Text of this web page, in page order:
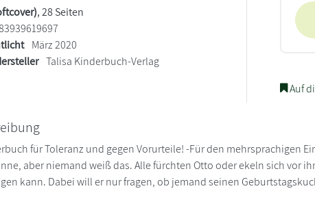
, 28 Seiten
März 2020
Talisa Kinderbuch-Verlag
Auf
für Toleranz und gegen Vorurteile! -Für den mehrsprachigen
aber niemand weiß das. Alle fürchten Otto oder ekeln sich vor
kann. Dabei will er nur fragen, ob jemand seinen